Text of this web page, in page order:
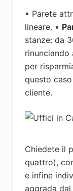
• Parete
lineare. •
stanze: da
per
questo
cliente.
Chiedete il
quattro),
e infine
aggrada